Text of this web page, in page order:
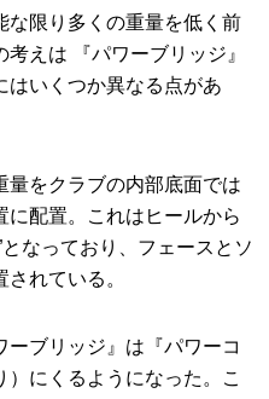
な限り多くの重量を低く前
えは 『パワーブリッジ』
はいくつか異なる点があ
量をクラブの内部底面では
に配置。これはヒールから
となっており、フェースとソ
れている。
ブリッジ』は『パワーコ
にくるようになった。こ